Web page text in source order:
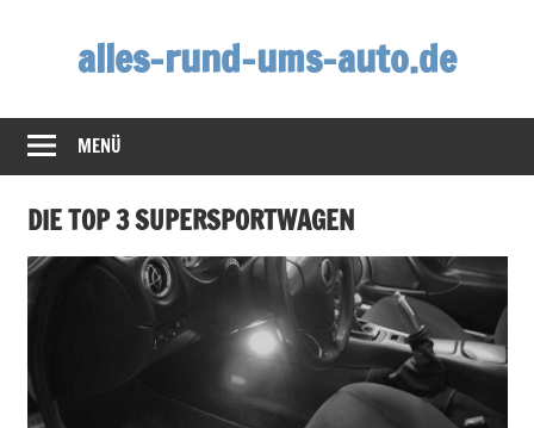
alles-rund-ums-auto.de
MENÜ
DIE TOP 3 SUPERSPORTWAGEN